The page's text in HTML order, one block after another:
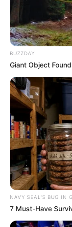
BUZZDAY
Giant Object
NAVY SEAL'S BUG IN
7 Must-Have